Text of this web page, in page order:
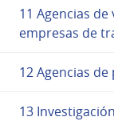
11 Agencias
empresas de
12 Agencias
13